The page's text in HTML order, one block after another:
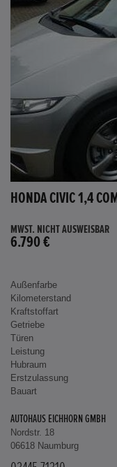
HONDA CIVIC 1,4
MWST. NICHT AUSWEISBAR
6.790 €
Außenfarbe
Kilometerstand
Kraftstoffart
Getriebe
Türen
Leistung
Hubraum
Erstzulassung
Bauart
AUTOHAUS EICHHORN GMBH
Nordstr. 18
06618 Naumburg